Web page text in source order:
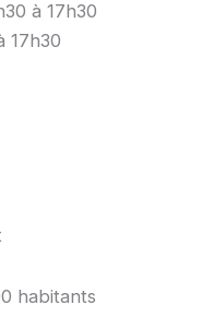
à 17h30
17h30
habitants